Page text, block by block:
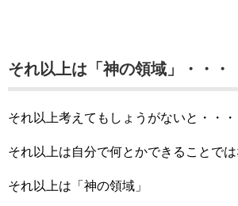
それ以上は「神の領域」・・・
それ以上考えてもしょうがないと・・・
それ以上は自分で何とかできることでは
それ以上は「神の領域」